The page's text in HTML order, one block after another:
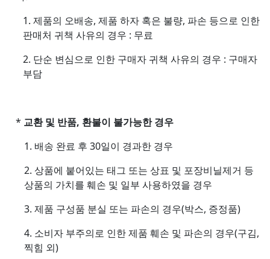
1. 제품의 오배송, 제품 하자 혹은 불량, 파손 등으로 인한
판매처 귀책 사유의 경우 : 무료
2. 단순 변심으로 인한 구매자 귀책 사유의 경우 : 구매자
부담
* 교환 및 반품, 환불이 불가능한 경우
1. 배송 완료 후 30일이 경과한 경우
2. 상품에 붙어있는 태그 또는 상표 및 포장비닐제거 등
상품의 가치를 훼손 및 일부 사용하였을 경우
3. 제품 구성품 분실 또는 파손의 경우(박스, 증정품)
4. 소비자 부주의로 인한 제품 훼손 및 파손의 경우(구김,
찍힘 외)